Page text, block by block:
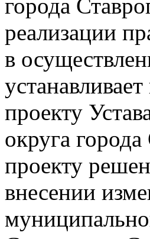
города
реализации
в
проекту
округа
проекту
внесении